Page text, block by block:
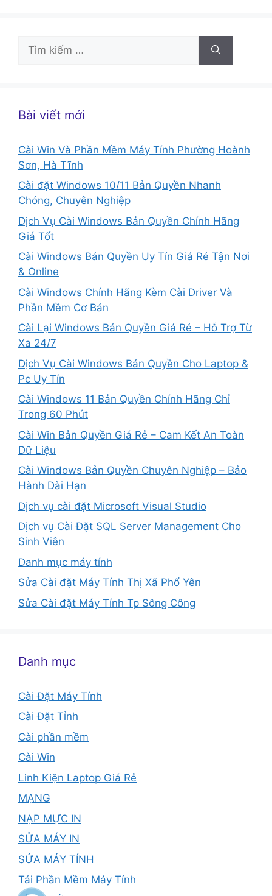
Tìm
kiếm
Bài viết mới
Cài Win Và Phần Mềm Máy Tính Phường Hoành
Sơn, Hà Tĩnh
Cài đặt Windows 10/11 Bản Quyền Nhanh
Chóng, Chuyên Nghiệp
Dịch Vụ Cài Windows Bản Quyền Chính Hãng
Giá Tốt
Cài Windows Bản Quyền Uy Tín Giá Rẻ Tận Nơi
& Online
Cài Windows Chính Hãng Kèm Cài Driver Và
Phần Mềm Cơ Bản
Cài Lại Windows Bản Quyền Giá Rẻ – Hỗ Trợ Từ
Xa 24/7
Dịch Vụ Cài Windows Bản Quyền Cho Laptop &
Pc Uy Tín
Cài Windows 11 Bản Quyền Chính Hãng Chỉ
Trong 60 Phút
Cài Win Bản Quyền Giá Rẻ – Cam Kết An Toàn
Dữ Liệu
Cài Windows Bản Quyền Chuyên Nghiệp – Bảo
Hành Dài Hạn
Dịch vụ cài đặt Microsoft Visual Studio
Dịch vụ Cài Đặt SQL Server Management Cho
Sinh Viên
Danh mục máy tính
Sửa Cài đặt Máy Tính Thị Xã Phổ Yên
Sửa Cài đặt Máy Tính Tp Sông Công
Danh mục
Cài Đặt Máy Tính
Cài Đặt Tỉnh
Cài phần mềm
Cài Win
Linh Kiện Laptop Giá Rẻ
MẠNG
NẠP MỰC IN
SỬA MÁY IN
SỬA MÁY TÍNH
Tải Phần Mềm Máy Tính